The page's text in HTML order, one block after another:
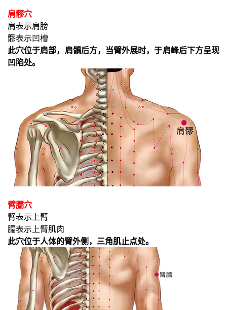
肩髎穴
肩表示肩膀
髎表示凹槽
此穴位于肩部，肩髃后方，当臂外展时，于肩峰后下方呈现
凹陷处。
臂臑穴
臂表示上臂
臑表示上臂肌肉
此穴位于人体的臂外侧，三角肌止点处。